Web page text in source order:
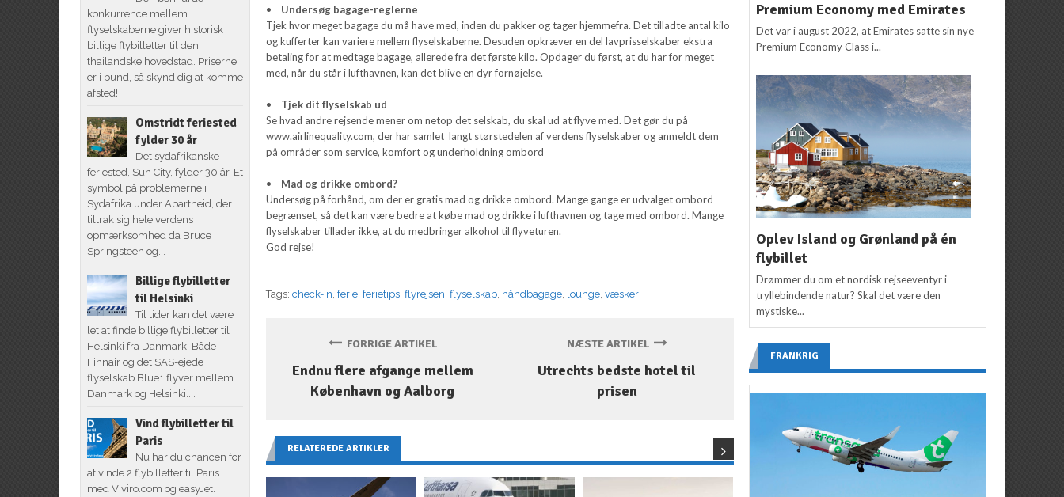
• Undersøg bagage-reglerne
Tjek hvor meget bagage du må have med, inden du pakker og tager hjemmefra. Det tilladte antal kilo
og kufferter kan variere mellem flyselskaberne. Desuden opkræver en del lavprisselskaber ekstra
betaling for at medtage bagage, allerede fra det første kilo. Opdager du først, at du har for meget
med, når du står i lufthavnen, kan det blive en dyr fornøjelse.
•
Tjek dit flyselskab ud
Se hvad andre rejsende mener om netop det selskab, du skal ud at flyve med. Det gør du på
www.airlinequality.com, der har samlet langt størstedelen af verdens flyselskaber og anmeldt dem
på områder som service, komfort og underholdning ombord
• Mad og drikke ombord?
Undersøg på forhånd, om der er gratis mad og drikke ombord. Mange gange er udvalget ombord
begrænset, så det kan være bedre at købe mad og drikke i lufthavnen og tage med ombord. Mange
flyselskaber tillader ikke, at du medbringer alkohol til flyveturen.
God rejse!
Tags:check-in ,ferie ,ferietips ,flyrejsen ,flyselskab håndbagage lounge ,væsker
FORRIGE ARTIKEL
Endnu flere afgange mellem
København og Aalborg
NÆSTE ARTIKEL
Utrechts bedste hotel til
prisen
RELATEREDE ARTIKLER
konkurrence mellem
flyselskaberne giver historisk
billige flybilletter til den
thailandske hovedstad. Priserne
er i bund, så skynd dig at komme
afsted!
Omstridt feriested
fylder 30 år
Det sydafrikanske
feriested, Sun City, fylder 30 år. Et
symbol på problemerne i
Sydafrika under Apartheid, der
tiltrak sig hele verdens
opmærksomhed da Bruce
Springsteen og...
Billige flybilletter
til Helsinki
Til tider kan det være
let at finde billige flybilletter til
Helsinki fra Danmark. Både
Finnair og det SAS-ejede
flyselskab Blue1 flyver mellem
Danmark og Helsinki....
Vind flybilletter til
Paris
Nu har du chancen for
at vinde 2 flybilletter til Paris
med Viviro.com og easyJet.
Premium Economy med Emirates
Det var i august 2022, at Emirates satte sin nye
Premium Economy Class i...
Oplev Island og Grønland på én
flybillet
Drømmer du om et nordisk rejseeventyr i
tryllebindende natur? Skal det være den
mystiske...
FRANKRIG